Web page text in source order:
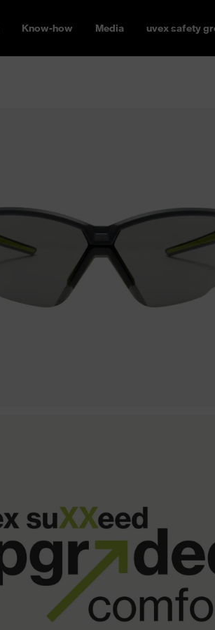
Know-how Media uvex safety